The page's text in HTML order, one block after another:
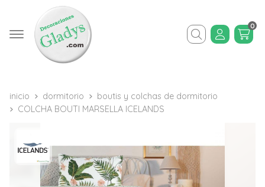
Buscar
0
inicio dormitorio
boutis y colchas de dormitorio
COLCHA BOUTI MARSELLA ICELANDS